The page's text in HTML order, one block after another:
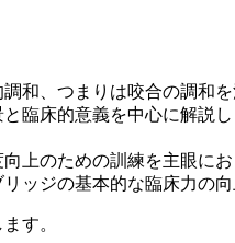
和、つまりは咬合の調和を
臨床的意義を中心に解説
上のための訓練を主眼に
ッジの基本的な臨床力の向
す。